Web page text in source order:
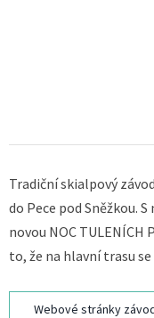
Tradiční skialpový
do Pece pod Sněžkou.
novou NOC TULENÍCH
to, že na hlavní trasu
Webové stránky